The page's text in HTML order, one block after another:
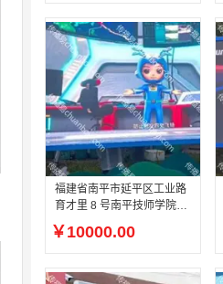
福建省南平市延平区工业路
育才里 8 号南平技师学院校
园中心休闲广场户外全彩 L
ED 屏
￥10000.00